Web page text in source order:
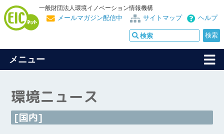
一般財団法人環境イノベーション情報機構
ヘルプ
サイトマップ
メールマガジン配信中
メニュー
環境ニュース
[国内]